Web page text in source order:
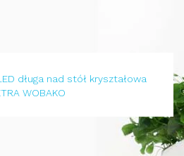
długa nad stół kryształowa
WOBAKO